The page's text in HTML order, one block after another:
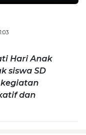
Hari Anak
siswa SD
dan